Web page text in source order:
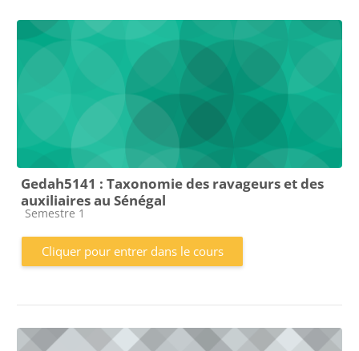
Gedah5141 : Taxonomie des ravageurs et des
auxiliaires au Sénégal
Catégorie de cours
Semestre 1
Cliquer pour entrer dans le cours